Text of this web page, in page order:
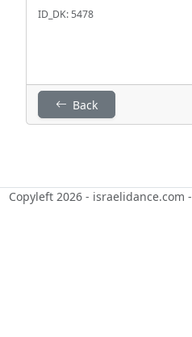
ID_DK: 5478
Back
Copyleft 2026 - israelidance.com -